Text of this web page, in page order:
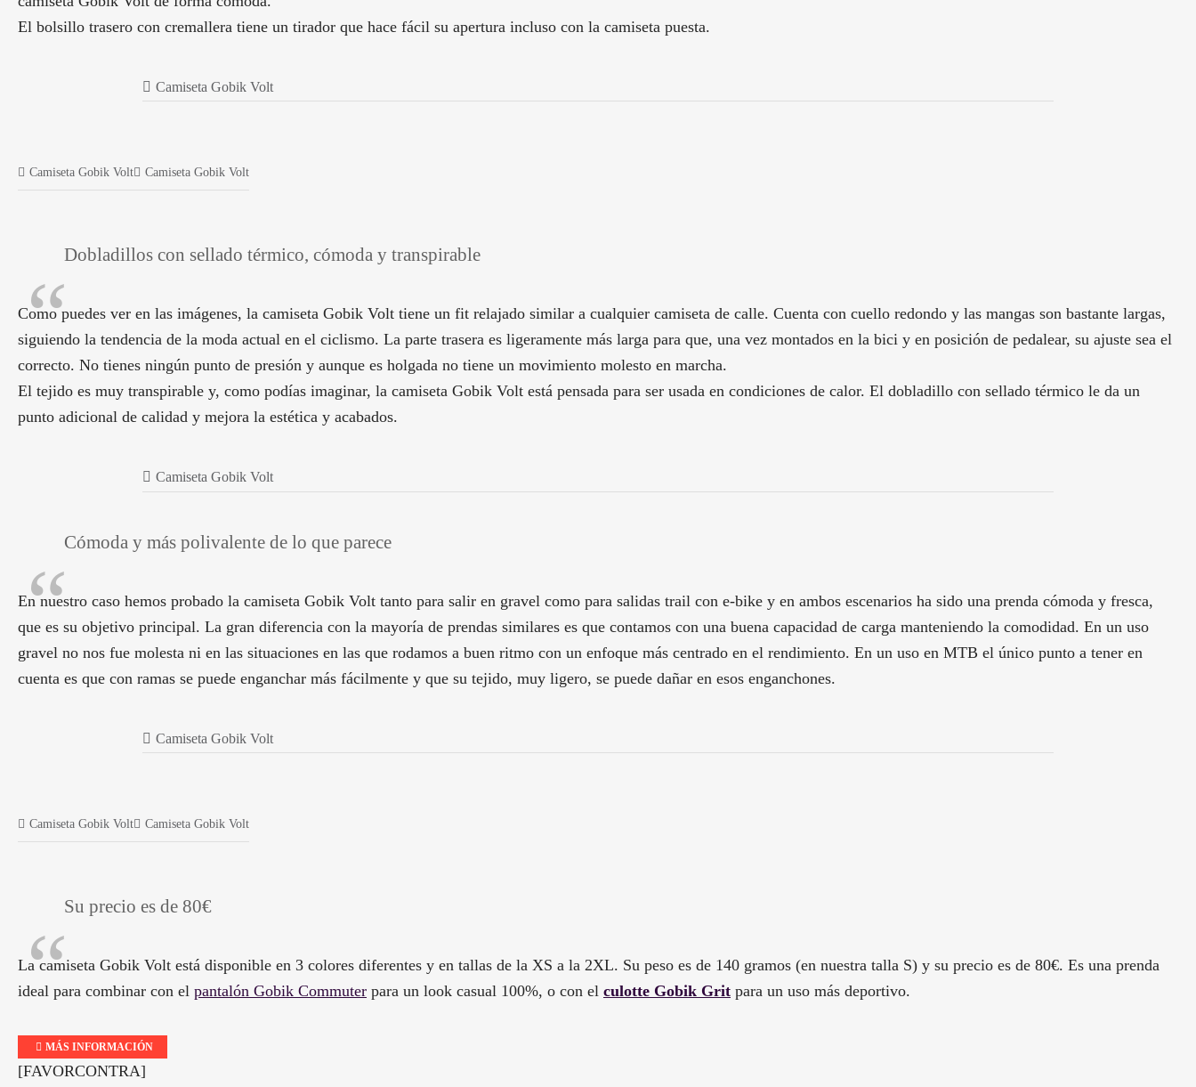
El bolsillo trasero con cremallera tiene un tirador que hace fácil su apertura incluso con la camiseta puesta.
Camiseta Gobik Volt
Camiseta Gobik Volt Camiseta Gobik Volt
Dobladillos con sellado térmico, cómoda y transpirable
Como puedes ver en las imágenes, la camiseta Gobik Volt tiene un fit relajado similar a cualquier camiseta de calle. Cuenta con cuello redondo y las mangas son bastante largas,
siguiendo la tendencia de la moda actual en el ciclismo. La parte trasera es ligeramente más larga para que, una vez montados en la bici y en posición de pedalear, su ajuste sea el
correcto. No tienes ningún punto de presión y aunque es holgada no tiene un movimiento molesto en marcha.
El tejido es muy transpirable y, como podías imaginar, la camiseta Gobik Volt está pensada para ser usada en condiciones de calor. El dobladillo con sellado térmico le da un
punto adicional de calidad y mejora la estética y acabados.
Camiseta Gobik Volt
Cómoda y más polivalente de lo que parece
En nuestro caso hemos probado la camiseta Gobik Volt tanto para salir en gravel como para salidas trail con e-bike y en ambos escenarios ha sido una prenda cómoda y fresca,
que es su objetivo principal. La gran diferencia con la mayoría de prendas similares es que contamos con una buena capacidad de carga manteniendo la comodidad. En un uso
gravel no nos fue molesta ni en las situaciones en las que rodamos a buen ritmo con un enfoque más centrado en el rendimiento. En un uso en MTB el único punto a tener en
cuenta es que con ramas se puede enganchar más fácilmente y que su tejido, muy ligero, se puede dañar en esos enganchones.
Camiseta Gobik Volt
Camiseta Gobik Volt Camiseta Gobik Volt
Su precio es de 80€
La camiseta Gobik Volt está disponible en 3 colores diferentes y en tallas de la XS a la 2XL. Su peso es de 140 gramos (en nuestra talla S) y su precio es de 80€. Es una prenda
ideal para combinar con el pantalón Gobik Commuter para un look casual 100%, o con el culotte Gobik Grit para un uso más deportivo.
MÁS INFORMACIÓN
[FAVORCONTRA]